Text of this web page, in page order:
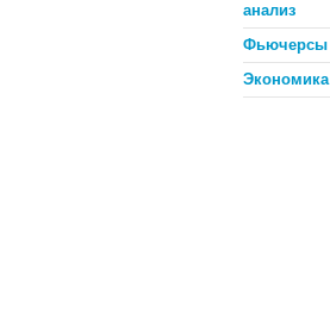
анализ
Фьючерсы
Экономика